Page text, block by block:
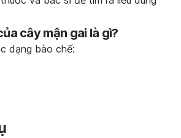
cây mận gai là gì?
dạng bào chế: